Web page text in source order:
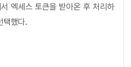
엑세스 토큰을 받아온 후 처리하
택했다.